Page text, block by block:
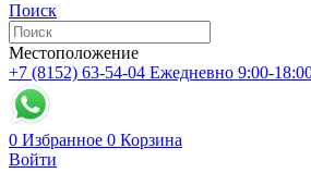
Поиск
Местоположение
+7 (8152) 63-54-04 Ежедневно 9:00-
0 Избранное 0 Корзина
Войти